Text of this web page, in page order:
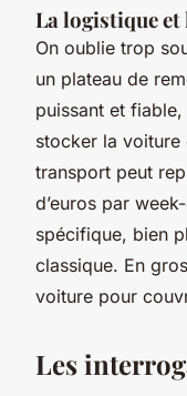
La logistique
On oublie trop
un plateau de
puissant et
stocker la voiture
transport peut
d’euros par
spécifique, bien
classique. En
voiture pour
Les